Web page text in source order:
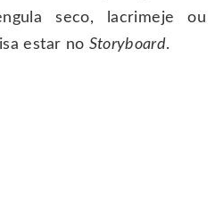
seco, lacrimeje ou
estar no Storyboard.